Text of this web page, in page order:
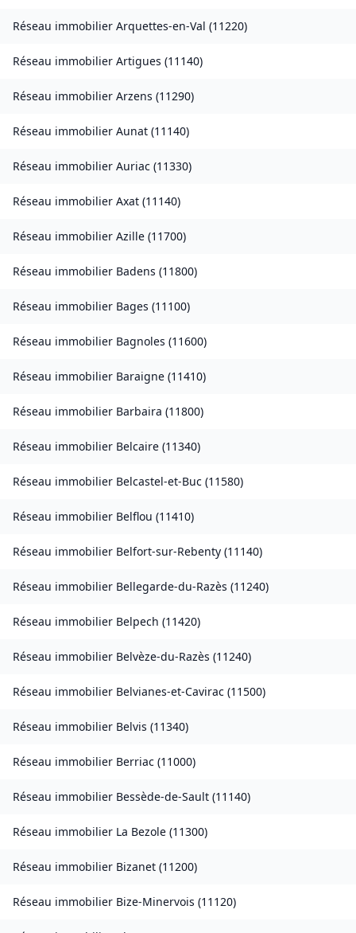
Réseau immobilier Arquettes-en-Val (11220)
Réseau immobilier Artigues (11140)
Réseau immobilier Arzens (11290)
Réseau immobilier Aunat (11140)
Réseau immobilier Auriac (11330)
Réseau immobilier Axat (11140)
Réseau immobilier Azille (11700)
Réseau immobilier Badens (11800)
Réseau immobilier Bages (11100)
Réseau immobilier Bagnoles (11600)
Réseau immobilier Baraigne (11410)
Réseau immobilier Barbaira (11800)
Réseau immobilier Belcaire (11340)
Réseau immobilier Belcastel-et-Buc (11580)
Réseau immobilier Belflou (11410)
Réseau immobilier Belfort-sur-Rebenty (11140)
Réseau immobilier Bellegarde-du-Razès (11240)
Réseau immobilier Belpech (11420)
Réseau immobilier Belvèze-du-Razès (11240)
Réseau immobilier Belvianes-et-Cavirac (11500)
Réseau immobilier Belvis (11340)
Réseau immobilier Berriac (11000)
Réseau immobilier Bessède-de-Sault (11140)
Réseau immobilier La Bezole (11300)
Réseau immobilier Bizanet (11200)
Réseau immobilier Bize-Minervois (11120)